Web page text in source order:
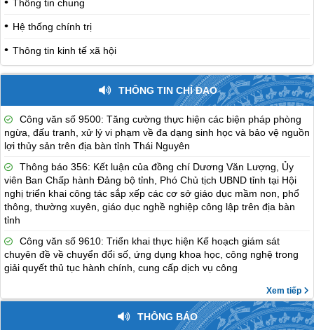
Thông tin chung
Hệ thống chính trị
Thông tin kinh tế xã hội
THÔNG TIN CHỈ ĐẠO
Công văn số 9500: Tăng cường thực hiện các biện pháp phòng
ngừa, đấu tranh, xử lý vi phạm về đa dạng sinh học và bảo vệ nguồn
lợi thủy sản trên địa bàn tỉnh Thái Nguyên
Thông báo 356: Kết luận của đồng chí Dương Văn Lượng, Ủy
viên Ban Chấp hành Đảng bộ tỉnh, Phó Chủ tịch UBND tỉnh tại Hội
nghị triển khai công tác sắp xếp các cơ sở giáo dục mầm non, phổ
thông, thường xuyên, giáo dục nghề nghiệp công lập trên địa bàn
tỉnh
Công văn số 9610: Triển khai thực hiện Kế hoạch giám sát
chuyên đề về chuyển đổi số, ứng dụng khoa học, công nghệ trong
giải quyết thủ tục hành chính, cung cấp dịch vụ công
Xem tiếp
THÔNG BÁO